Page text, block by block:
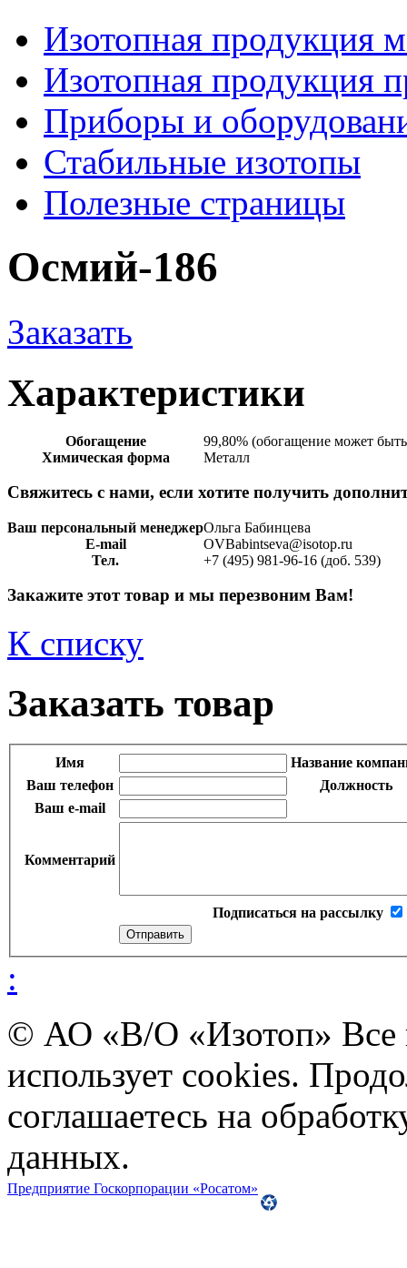
Изотопная продукция
Изотопная продукция
Приборы и
Стабильные изотопы
Полезные страницы
Осмий-186
Заказать
Характеристики
Обогащение
99,80% (обогащение может
Химическая форма
Металл
Свяжитесь с нами, если хотите получить
Ваш персональный менеджерОльга Бабинцева
E-mail
OVBabintseva@isotop.ru
Тел.
+7 (495) 981-96-16 (доб. 539)
Закажите этот товар и мы перезвоним Вам!
К списку
Заказать товар
Имя
Название
Ваш телефон
Должность
Ваш e-mail
Комментарий
Подписаться на рассылку
:
© АО «В/О «Изотоп» Все
использует cookies.
соглашаетесь на
данных.
Предприятие Госкорпорации «Росатом»